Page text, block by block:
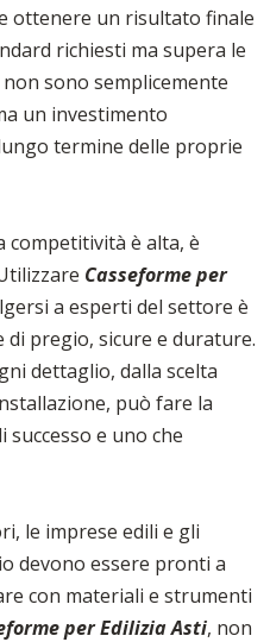
ottenere un risultato finale
richiesti ma supera le
non sono semplicemente
un investimento
termine delle proprie
competitività è alta, è
Casseforme per
a esperti del settore è
pregio, sicure e durature.
dettaglio, dalla scelta
può fare la
e uno che
le imprese edili e gli
devono essere pronti a
con materiali e strumenti
per Edilizia Asti, non